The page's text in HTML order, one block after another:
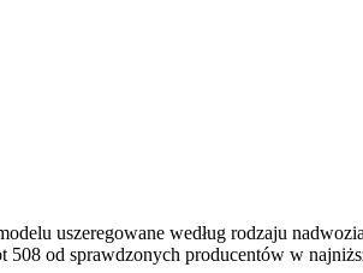
uszeregowane według rodzaju
od sprawdzonych producentów w